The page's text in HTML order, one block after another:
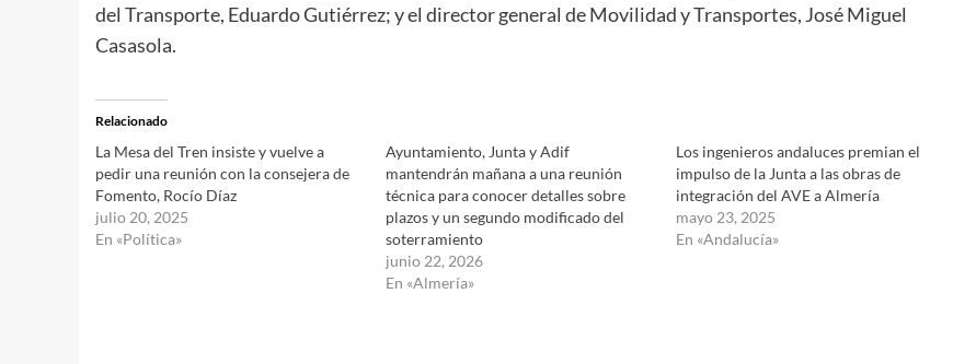
del Transporte, Eduardo Gutiérrez; y el director general de Movilidad y Transportes, José Miguel
Casasola.
Relacionado
La Mesa del Tren insiste y vuelve a
pedir una reunión con la consejera de
Fomento, Rocío Díaz
julio 20, 2025
En «Política»
Ayuntamiento, Junta y Adif
mantendrán mañana a una reunión
técnica para conocer detalles sobre
plazos y un segundo modificado del
soterramiento
junio 22, 2026
En «Almería»
Los ingenieros andaluces premian el
impulso de la Junta a las obras de
integración del AVE a Almería
mayo 23, 2025
En «Andalucía»